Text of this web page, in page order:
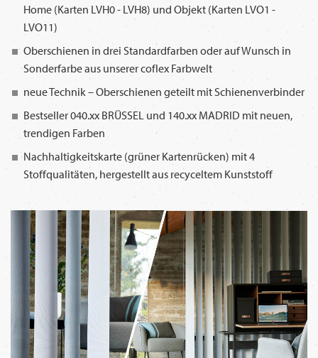
Home (Karten LVH0 - LVH8) und Objekt (Karten LVO1 -
LVO11)
Oberschienen in drei Standardfarben oder auf Wunsch in
Sonderfarbe aus unserer coflex Farbwelt
neue Technik – Oberschienen geteilt mit Schienenverbinder
Bestseller 040.xx BRÜSSEL und 140.xx MADRID mit neuen,
trendigen Farben
Nachhaltigkeitskarte (grüner Kartenrücken) mit 4
Stoffqualitäten, hergestellt aus recyceltem Kunststoff